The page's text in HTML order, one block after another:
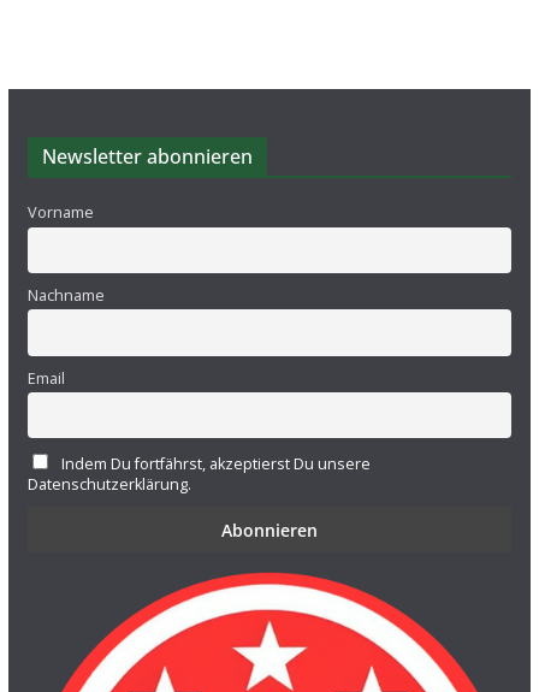
Newsletter abonnieren
Vorname
Nachname
Email
Indem Du fortfährst, akzeptierst Du unsere
Datenschutzerklärung.